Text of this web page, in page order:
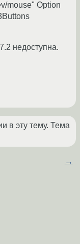
mouse" Option
недоступна.
в эту тему. Тема
→